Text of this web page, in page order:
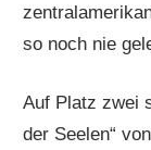
so noch nie
Auf Platz zwei
der Seelen“